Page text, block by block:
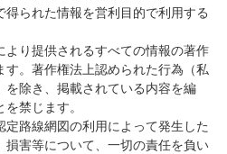
得られた情報を営利目的で利用する
より提供されるすべての情報の著作
す。​著作権法上認められた行為（私
を除き、掲載されている内容を編
禁じます。
定路線網図の利用によって発生した
損害等について、一切の責任を負い